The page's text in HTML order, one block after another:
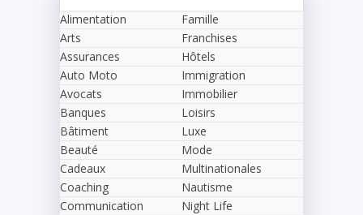
Alimentation
Arts
Assurances
Auto Moto
Avocats
Banques
Bâtiment
Beauté
Cadeaux
Coaching
Communication
Famille
Franchises
Hôtels
Immigration
Immobilier
Loisirs
Luxe
Mode
Multinationales
Nautisme
Night Life